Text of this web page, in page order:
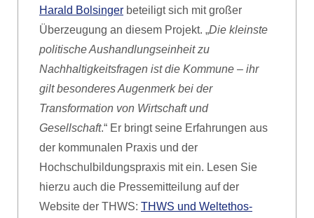
Harald Bolsinger beteiligt sich mit großer
Überzeugung an diesem Projekt. „Die kleinste
politische Aushandlungseinheit zu
Nachhaltigkeitsfragen ist die Kommune – ihr
gilt besonderes Augenmerk bei der
Transformation von Wirtschaft und
Gesellschaft.“ Er bringt seine Erfahrungen aus
der kommunalen Praxis und der
Hochschulbildungspraxis mit ein. Lesen Sie
hierzu auch die Pressemitteilung auf der
Website der THWS: THWS und Weltethos-